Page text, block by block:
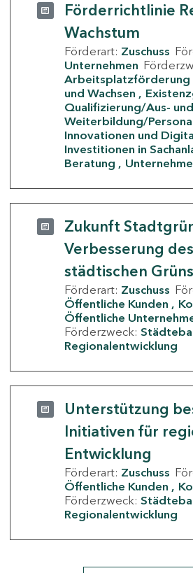
Förderrichtlinie
Wachstum
Förderart: Zuschuss
Unternehmen
Arbeitsplatzförderung
und Wachsen
Qualifizierung/Aus- und
Weiterbildung/
Innovationen und
Investitionen in
Beratung
Zukunft
Verbesserung des
städtischen
Förderart: Zuschuss
Öffentliche Kunden
Öffentliche
Förderzweck:
Regionalentwicklung
Unterstützung
Initiativen für
Entwicklung
Förderart: Zuschuss
Öffentliche Kunden
Förderzweck:
Regionalentwicklung